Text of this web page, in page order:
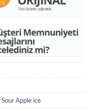
Apple ice